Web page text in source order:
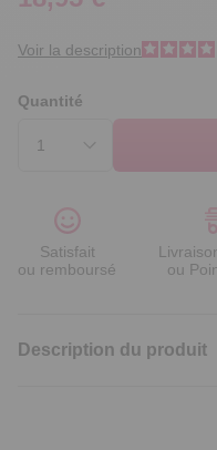
Voir la description
Quantité
Satisfait
ou remboursé
ou
Description du produit